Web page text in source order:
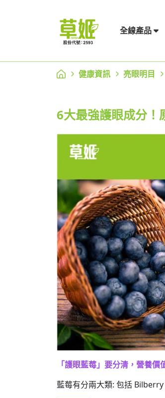
全線產品
健康資訊 亮眼明目
6大最強護眼成分！
「護眼藍莓」要分清，營養價
藍莓有分兩大類: 包括